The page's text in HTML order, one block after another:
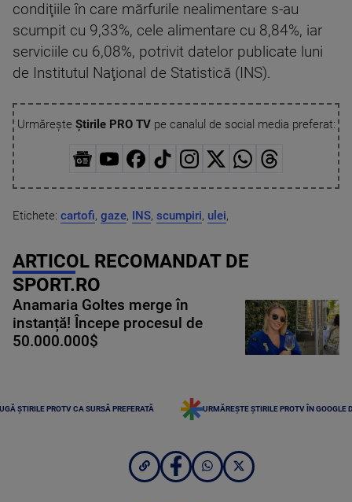
condiţiile în care mărfurile nealimentare s-au
scumpit cu 9,33%, cele alimentare cu 8,84%, iar
serviciile cu 6,08%, potrivit datelor publicate luni
de Institutul Naţional de Statistică (INS).
Urmărește Știrile PRO TVpe canalul de social media preferat:
Etichete: cartofi, gaze, INS, scumpiri, ulei,
ARTICOL RECOMANDAT DE
SPORT.RO
Anamaria Goltes merge în
instanță! Începe procesul de
50.000.000$
ȘTIRILE PROTV CA SURSĂ PREFERATĂ URMĂREȘTE ȘTIRILE PROTV ÎN GOOGLE